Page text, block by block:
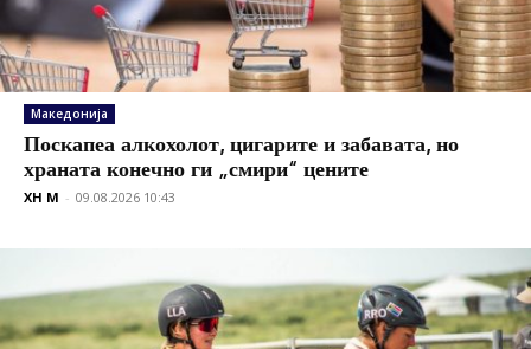
Македонија
Поскапеа алкохолот, цигарите и забавата, но
храната конечно ги „смири“ цените
XH M - 09.08.2026 10:43